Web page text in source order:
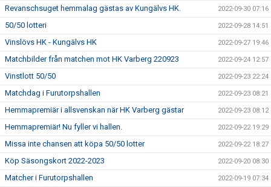
Revanschsuget hemmalag gästas av Kungälvs HK. 2022-09-30 07:16
50/50 lotteri 2022-09-28 14:51
Vinslövs HK - Kungälvs HK 2022-09-27 19:46
Matchbilder från matchen mot HK Varberg 220923 2022-09-24 12:57
Vinstlott 50/50 2022-09-23 22:24
Matchdag i Furutorpshallen 2022-09-23 08:21
Hemmapremiär i allsvenskan när HK Varberg gästar 2022-09-23 08:12
Hemmapremiär! Nu fyller vi hallen. 2022-09-22 19:29
Missa inte chansen att köpa 50/50 lotter 2022-09-22 18:27
Köp Säsongskort 2022-2023 2022-09-20 08:30
Matcher i Furutorpshallen 2022-09-19 07:34